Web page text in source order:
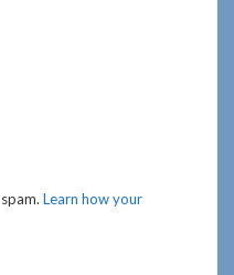
Learn how your